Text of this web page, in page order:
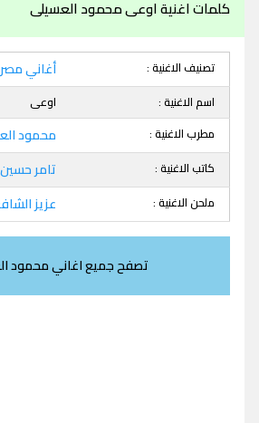
كلمات اغنية اوعى محمود العسيلى
تصنيف الاغنية : أغاني
اسم الاغنية :
اوعى
مطرب الاغنية :
محمود
كاتب الاغنية : تامر حسين
ملحن الاغنية : عزيز
تصفح جميع اغاني محمود